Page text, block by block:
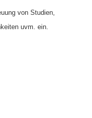
von Studien,
uvm. ein.